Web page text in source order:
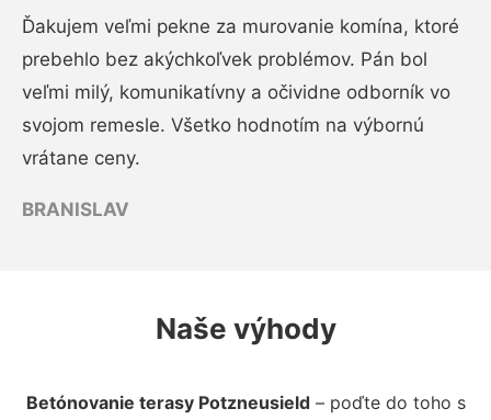
Ďakujem veľmi pekne za murovanie komína, ktoré
prebehlo bez akýchkoľvek problémov. Pán bol
veľmi milý, komunikatívny a očividne odborník vo
svojom remesle. Všetko hodnotím na výbornú
vrátane ceny.
BRANISLAV
Naše výhody
Betónovanie terasy Potzneusield– poďte do toho s